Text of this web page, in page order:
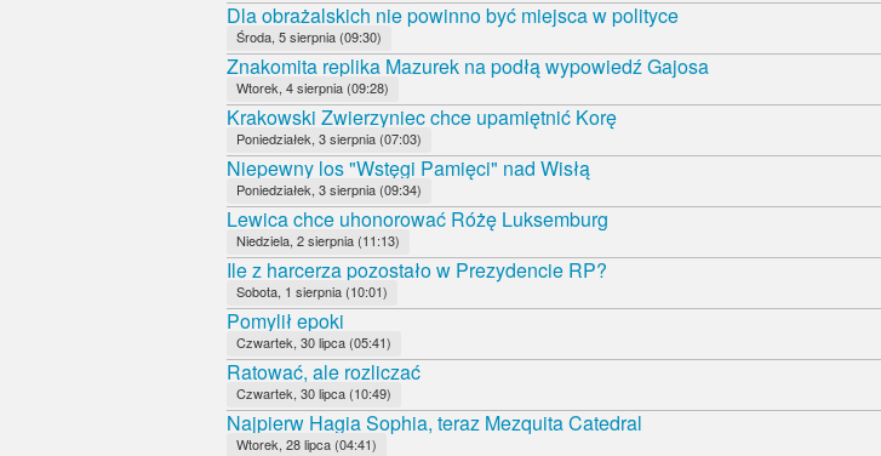
Dla obrażalskich nie powinno być miejsca w polityce
Środa, 5 sierpnia (09:30)
Znakomita replika Mazurek na podłą wypowiedź Gajosa
Wtorek, 4 sierpnia (09:28)
Krakowski Zwierzyniec chce upamiętnić Korę
Poniedziałek, 3 sierpnia (07:03)
Niepewny los "Wstęgi Pamięci" nad Wisłą
Poniedziałek, 3 sierpnia (09:34)
Lewica chce uhonorować Różę Luksemburg
Niedziela, 2 sierpnia (11:13)
Ile z harcerza pozostało w Prezydencie RP?
Sobota, 1 sierpnia (10:01)
Pomylił epoki
Czwartek, 30 lipca (05:41)
Ratować, ale rozliczać
Czwartek, 30 lipca (10:49)
Najpierw Hagia Sophia, teraz Mezquita Catedral
Wtorek, 28 lipca (04:41)